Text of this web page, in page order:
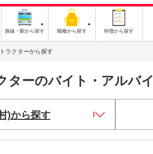
路線・駅から探す 職種から探す 特徴から探す
ラクターから探す
ターのバイト・アルバ
)から探す